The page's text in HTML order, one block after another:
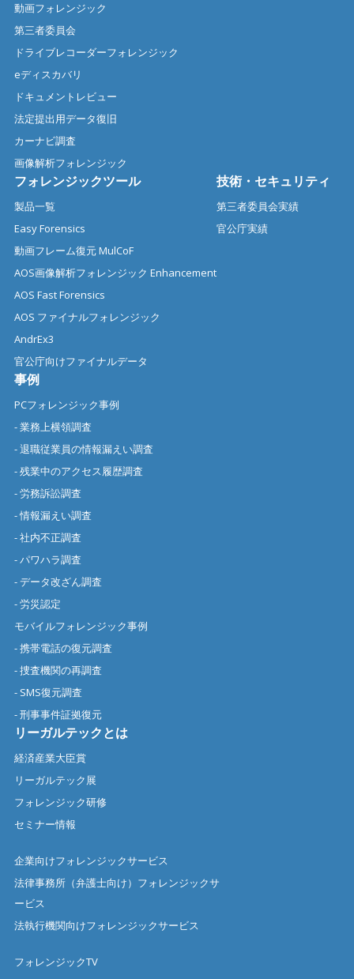
動画フォレンジック
第三者委員会
ドライブレコーダーフォレンジック
eディスカバリ
ドキュメントレビュー
法定提出用データ復旧
カーナビ調査
画像解析フォレンジック
フォレンジックツール
製品一覧
Easy Forensics
動画フレーム復元 MulCoF
AOS画像解析フォレンジック Enhancement
AOS Fast Forensics
AOS ファイナルフォレンジック
AndrEx3
官公庁向けファイナルデータ
技術・セキュリティ
第三者委員会実績
官公庁実績
事例
PCフォレンジック事例
- 業務上横領調査
- 退職従業員の情報漏えい調査
- 残業中のアクセス履歴調査
- 労務訴訟調査
- 情報漏えい調査
- 社内不正調査
- パワハラ調査
- データ改ざん調査
- 労災認定
モバイルフォレンジック事例
- 携帯電話の復元調査
- 捜査機関の再調査
- SMS復元調査
- 刑事事件証拠復元
リーガルテックとは
経済産業大臣賞
リーガルテック展
フォレンジック研修
セミナー情報
企業向けフォレンジックサービス
法律事務所（弁護士向け）フォレンジックサ
ービス
法執行機関向けフォレンジックサービス
フォレンジックTV